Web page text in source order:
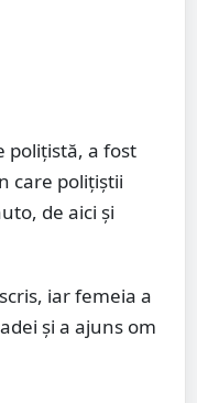
polițistă, a fost
care polițiștii
de aici și
iar femeia a
și a ajuns om